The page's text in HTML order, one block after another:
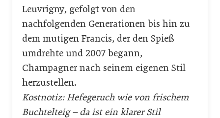
Leuvrigny, gefolgt von den
nachfolgenden Generationen bis hin zu
dem mutigen Francis, der den Spieß
umdrehte und 2007 begann,
Champagner nach seinem eigenen Stil
herzustellen.
Kostnotiz: Hefegeruch wie von frischem
Buchtelteig – da ist ein klarer Stil